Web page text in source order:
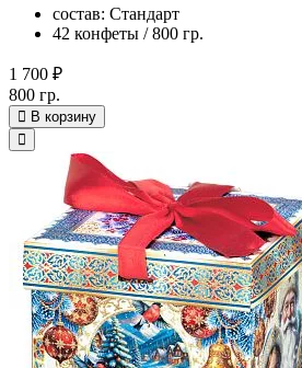
состав: Стандарт
42 конфеты / 800 гр.
1 700 ₽
800 гр.
В корзину